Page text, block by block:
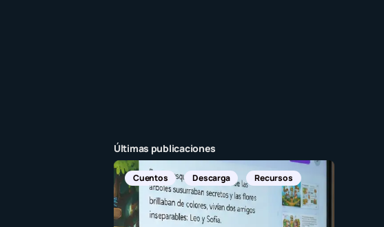
Últimas publicaciones
Cuentos Descarga Recursos